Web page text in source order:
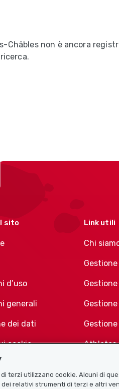
Châbles non è ancora
sito
d’uso
generali
dei dati
cookie
Link utili
Chi
terzi utilizzano cookie. Alcuni di
relativi strumenti di terzi e altri